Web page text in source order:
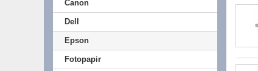
Canon
Dell
Epson
Fotopapir